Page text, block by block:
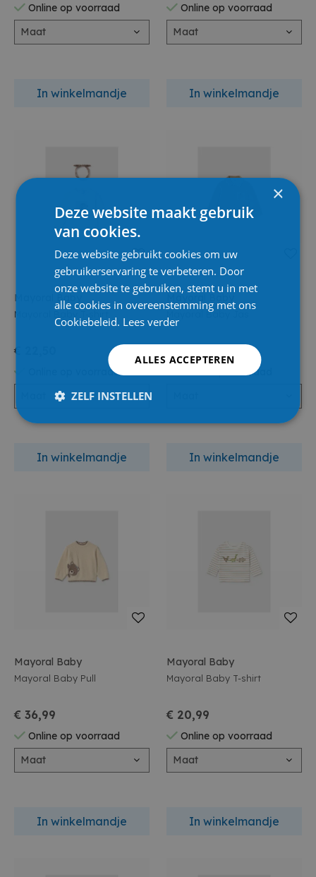
Online op voorraad
Maat
In winkelmandje
Online op voorraad
Maat
In winkelmandje
Mayoral Baby
Mayoral Baby T-shirt
€ 22,50
Online op voorraad
In winkelmandje
Mayoral Baby
Mayoral Baby Jas
Online op voorraad
In winkelmandje
Mayoral Baby
Mayoral Baby Pull
€ 36,99
Online op voorraad
Maat
In winkelmandje
Mayoral Baby
Mayoral Baby T-shirt
€ 20,99
Online op voorraad
Maat
In winkelmandje
×
Deze website maakt gebruik
van cookies.
Deze website gebruikt cookies om uw
gebruikerservaring te verbeteren. Door
onze website te gebruiken, stemt u in met
alle cookies in overeenstemming met ons
Cookiebeleid. Lees verder
ALLES ACCEPTEREN
ZELF INSTELLEN